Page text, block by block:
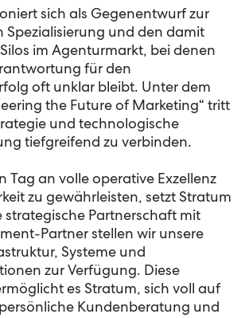
sich als Gegenentwurf zur
Spezialisierung und den damit
im Agenturmarkt, bei denen
für den
oft unklar bleibt. Unter dem
the Future of Marketing“ tritt
und technologische
tiefgreifend zu verbinden.
Tag an volle operative Exzellenz
zu gewährleisten, setzt Stratum
strategische Partnerschaft mit
Partner stellen wir unsere
Systeme und
zur Verfügung. Diese
es Stratum, sich voll auf
Kundenberatung und